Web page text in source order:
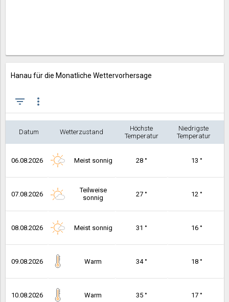
Hanau für die Monatliche Wettervorhersage
filter_list more_vert
Datum Wetterzustand
Höchste
Temperatur
Niedrigste
Temperatur
06.08.2026 Meist sonnig 28 ° 13 °
07.08.2026
Teilweise
sonnig
27 ° 12 °
08.08.2026 Meist sonnig 31 ° 16 °
09.08.2026 Warm 34 ° 18 °
10.08.2026 Warm 35 ° 17 °